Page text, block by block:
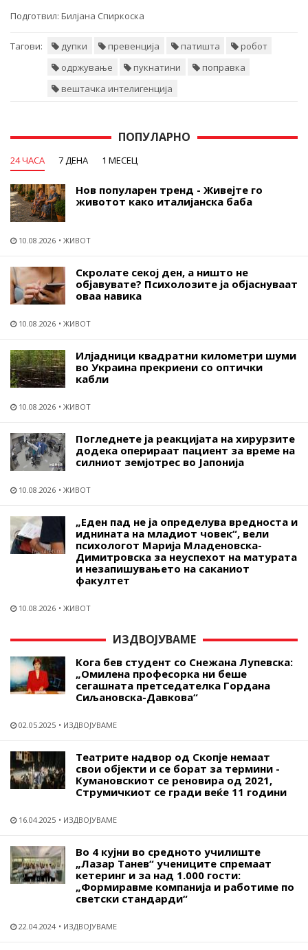
Подготвил: Билјана Спиркоска
Тагови: дупки превенција патишта
робот
одржување
пукнатини
поправка
вештачка интелигенција
ПОПУЛАРНО
24 ЧАСА 7 ДЕНА 1 МЕСЕЦ
Нов популарен тренд - Живејте го
животот како италијанска баба
10.08.2026 ЖИВОТ
Скролате секој ден, а ништо не
објавувате? Психолозите ја објаснуваат
оваа навика
10.08.2026 ЖИВОТ
Илјадници квадратни километри шуми
во Украина прекриени со оптички
кабли
10.08.2026 ЖИВОТ
Погледнете ја реакцијата на хирурзите
додека оперираат пациент за време на
силниот земјотрес во Јапонија
10.08.2026 ЖИВОТ
„Еден пад не ја определува вредноста и
иднината на младиот човек“, вели
психологот Марија Младеновска-
Димитровска за неуспехот на матурата
и незапишувањето на саканиот
факултет
10.08.2026 ЖИВОТ
ИЗДВОЈУВАМЕ
Кога бев студент со Снежана Лупевска:
„Омилена професорка ни беше
сегашната претседателка Гордана
Сиљановска-Давкова“
02.05.2025 ИЗДВОЈУВАМЕ
Театрите надвор од Скопје немаат
свои објекти и се борат за термини -
Кумановскиот се реновира од 2021,
Струмичкиот се гради веќе 11 години
16.04.2025 ИЗДВОЈУВАМЕ
Во 4 кујни во средното училиште
„Лазар Танев“ учениците спремаат
кетеринг и за над 1.000 гости:
„Формиравме компанија и работиме по
светски стандарди“
22.04.2024 ИЗДВОЈУВАМЕ